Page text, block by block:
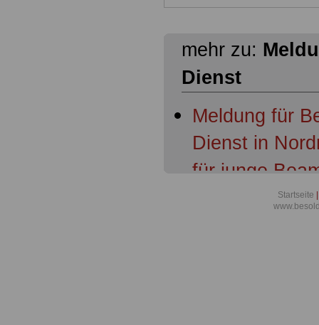
mehr zu:
Dienst
Meldung für
Dienst in
für junge
AktuellesStartseite